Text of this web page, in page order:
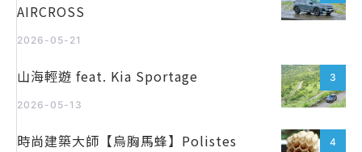
AIRCROSS
2026-05-21
3
山海輕遊 feat. Kia Sportage
2026-05-13
4
時尚建築大師【烏胸馬蜂】Polistes